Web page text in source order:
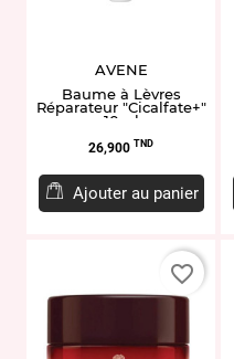
AVENE
Baume à Lèvres
Réparateur "Cicalfate+"
10ml
Prix
26,900 TND
Ajouter au panier
favorite_border